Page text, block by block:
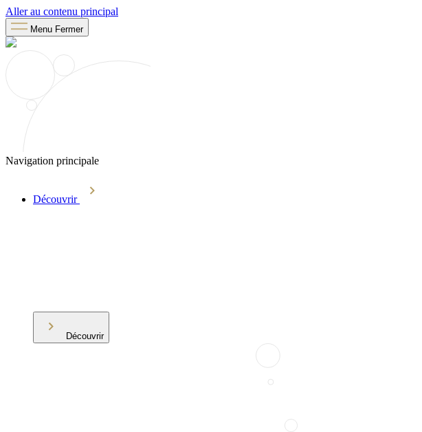
Aller au contenu principal
Menu Fermer
Navigation principale
Découvrir
Découvrir